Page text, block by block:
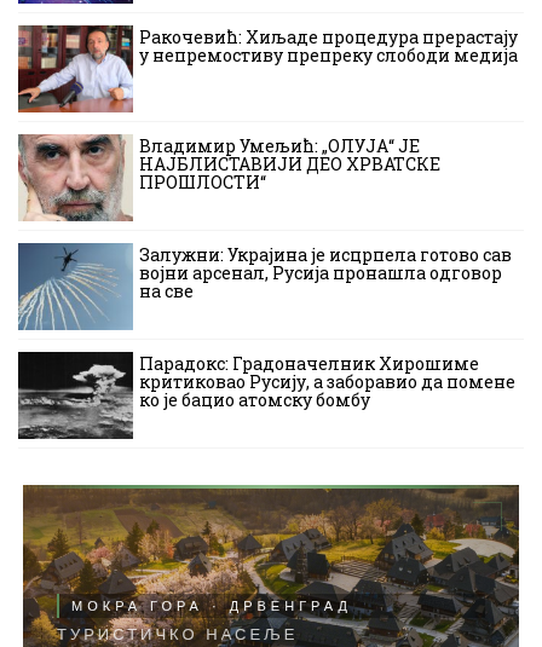
Ракочевић: Хиљаде процедура прерастају
у непремостиву препреку слободи медија
Владимир Умељић: „ОЛУЈА“ ЈЕ
НАЈБЛИСТАВИЈИ ДЕО ХРВАТСКЕ
ПРОШЛОСТИ“
Залужни: Украјина је исцрпела готово сав
војни арсенал, Русија пронашла одговор
на све
Парадокс: Градоначелник Хирошиме
критиковао Русију, а заборавио да помене
ко је бацио атомску бомбу